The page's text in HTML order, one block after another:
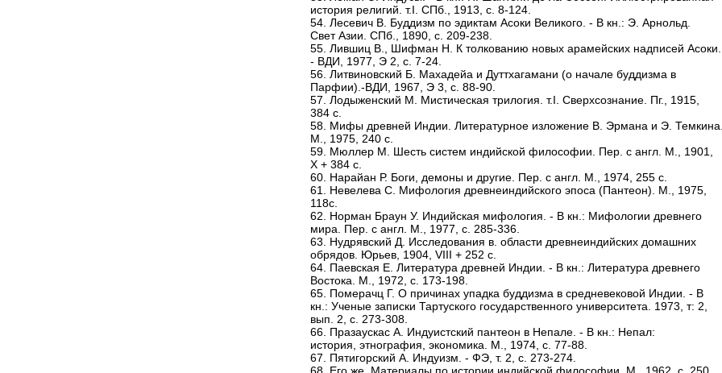
история религий. т.I. СПб., 1913, с. 8-124.
54. Лесевич В. Буддизм по эдиктам Асоки Великого. - В кн.: Э. Арнольд.
Свет Азии. СПб., 1890, с. 209-238.
55. Лившиц В., Шифман Н. К толкованию новых арамейских надписей Асоки.
- ВДИ, 1977, Э 2, с. 7-24.
56. Литвиновский Б. Махадейа и Дуттхагамани (о начале буддизма в
Парфии).-ВДИ, 1967, Э 3, с. 88-90.
57. Лодыженский М. Мистическая трилогия. т.I. Сверхсознание. Пг., 1915,
384 с.
58. Мифы древней Индии. Литературное изложение В. Эрмана и Э.
М., 1975, 240 с.
59. Мюллер М. Шесть систем индийской философии. Пер. с англ. М., 1901,
Х + 384 с.
60. Нарайан Р. Боги, демоны и другие. Пер. с англ. М., 1974, 255 с.
61. Невелева С. Мифология древнеиндийского эпоса (Пантеон). М., 1975,
118с.
62. Норман Браун У. Индийская мифология. - В кн.: Мифологии древнего
мира. Пер. с англ. М., 1977, с. 285-336.
63. Нудрявский Д. Исследования в. области древнеиндийских домашних
обрядов. Юрьев, 1904, VIII + 252 с.
64. Паевская Е. Литература древней Индии. - В кн.: Литература древнего
Востока. М., 1972, с. 173-198.
65. Померачц Г. О причинах упадка буддизма в средневековой Индии. - В
кн.: Ученые записки Тартуского государственного университета. 1973, т: 2,
вып. 2, с. 273-308.
66. Празаускас А. Индуистский пантеон в Непале. - В кн.: Непал:
история, этнография, экономика. М., 1974, с. 77-88.
67. Пятигорский А. Индуизм. - ФЭ, т. 2, с. 273-274.